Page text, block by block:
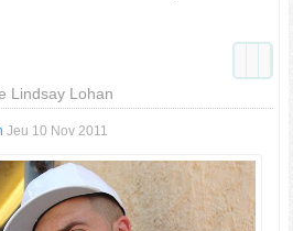
Lindsay Lohan
Jeu 10 Nov 2011